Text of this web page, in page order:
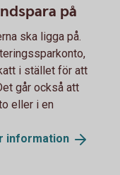
på
ska ligga på.
i stället för att
går också att
eller i en
information